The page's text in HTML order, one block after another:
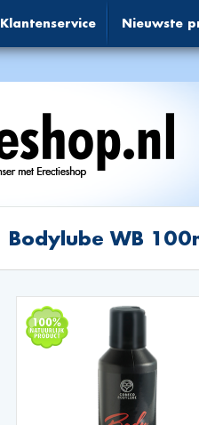
Klantenservice Nieuwste
Bodylube WB